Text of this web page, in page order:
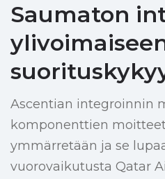
Saumaton
Ascentian integroinnin
komponenttien
ymmärretään ja se
vuorovaikutusta Qatar